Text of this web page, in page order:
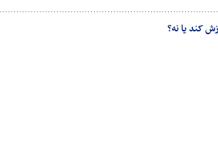
کند یا نه؟